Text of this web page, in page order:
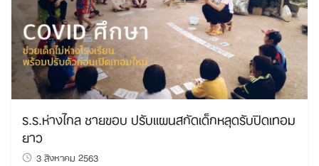
ร.ร.ห่างไกล ชายขอบ ปรับแผนสกัดเด็กหลุดรับปิดเทอม
ยาว
3 สิงหาคม 2563